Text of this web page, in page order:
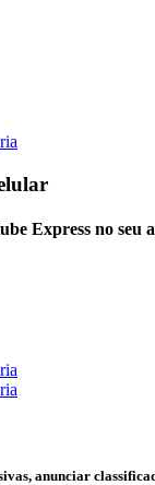
Express no seu
anunciar